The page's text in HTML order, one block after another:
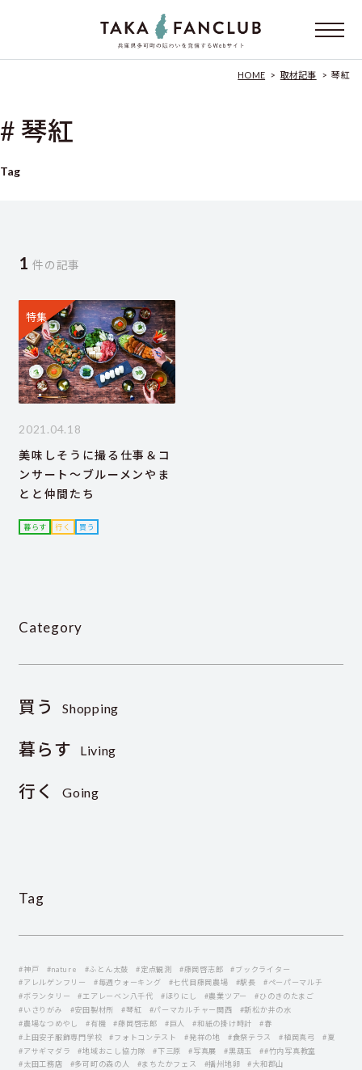
HOME > 取材記事 > 琴紅
# 琴紅
Tag
1 件の記事
特集
2021.04.18
美味しそうに撮る仕事＆コ
ンサート～ブルーメンやま
とと仲間たち
暮らす 行く 買う
Category
買う Shopping
暮らす Living
行く Going
Tag
#神戸 #nature #ふとん太鼓 #定点観測 #藤岡啓志郎
#ブックライター
#アレルゲンフリー
#毎週ウォーキング #七代目藤岡農場 #駅長
#ペーパーマルチ
#ボランタリー
#エアレーベン八千代 #ほりにし #農業ツアー
#ひのきのたまご
#いさりがみ
#安田製材所 #琴紅 #パーマカルチャー関西
#新松か井の水
#農場なつめやし
#有機 #藤岡啓志郞 #巨人 #和紙の掛け時計
#春
#上田安子服飾専門学校
#フォトコンテスト #発祥の地 #食祭テラス #植岡真弓
#夏
#アサギマダラ
#地域おこし協力隊 #下三原 #写真展 #黒葫玉
##竹内写真教室
#太田工務店
#多可町の森の人 #まちたかフェス #播州地卵
#大和郡山